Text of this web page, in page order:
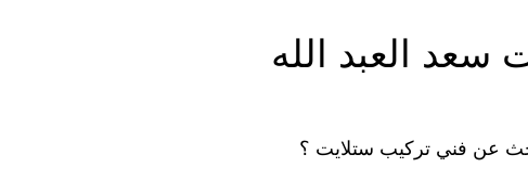
سعد العبد الله
عن فني تركيب ستلايت ؟